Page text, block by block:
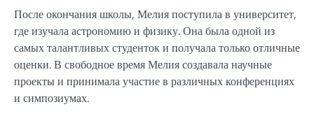
После окончания школы, Мелия поступила в университет,
где изучала астрономию и физику. Она была одной из
самых талантливых студенток и получала только отличные
оценки. В свободное время Мелия создавала научные
проекты и принимала участие в различных конференциях
и симпозиумах.